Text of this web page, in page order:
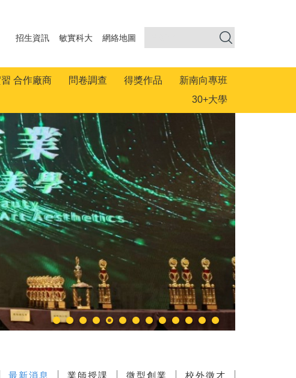
招生資訊 敏實科大 網絡地圖
合作廠商 問卷調查 得獎作品
新南向專班
30+大學
最新消息 業師授課 微型創業 校外徵才